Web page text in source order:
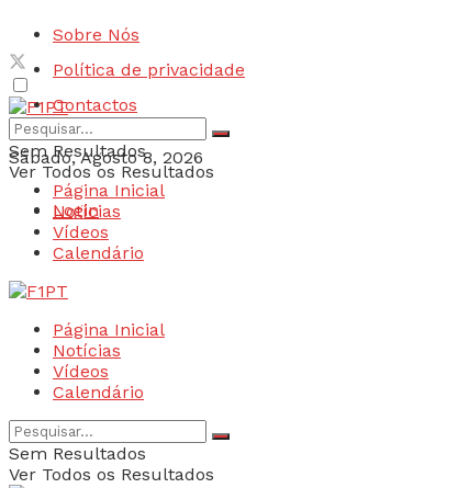
Sobre Nós
Política de privacidade
Contactos
Sábado, Agosto 8, 2026
Login
Sem Resultados
Ver Todos os Resultados
Página Inicial
Notícias
Vídeos
Calendário
Página Inicial
Notícias
Vídeos
Calendário
Sem Resultados
Ver Todos os Resultados